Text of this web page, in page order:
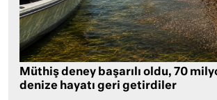
Müthiş deney başarılı oldu, 70
denize hayatı geri getirdiler